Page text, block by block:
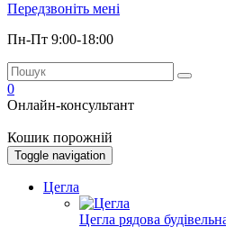
Передзвоніть мені
Пн-Пт 9:00-18:00
0
Онлайн-консультант
Кошик порожній
Toggle navigation
Цегла
Цегла рядова